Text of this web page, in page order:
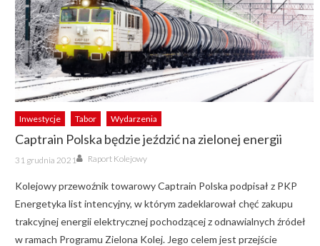
Inwestycje Tabor Wydarzenia
Captrain Polska będzie jeździć na zielonej energii
Posted
on
31 grudnia 2021 Author
Raport Kolejowy
Kolejowy przewoźnik towarowy Captrain Polska podpisał z PKP
Energetyka list intencyjny, w którym zadeklarował chęć zakupu
trakcyjnej energii elektrycznej pochodzącej z odnawialnych źródeł
w ramach Programu Zielona Kolej. Jego celem jest przejście